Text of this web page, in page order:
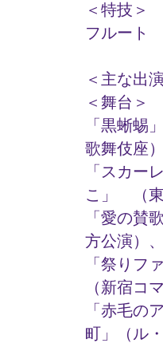
＜特技＞
フルート
＜主な出
＜舞台＞
「黒蜥蜴
歌舞伎座
「スカー
こ」 （東
「愛の賛
方公演）
「祭りフ
（新宿コ
「赤毛の
町」（ル